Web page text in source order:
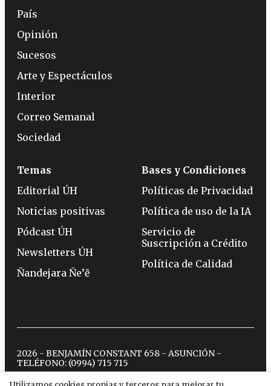
País
Opinión
Sucesos
Arte y Espectáculos
Interior
Correo Semanal
Sociedad
Temas
Editorial ÚH
Noticias positivas
Pódcast ÚH
Newsletters ÚH
Ñandejara Ñe’ẽ
Bases y Condiciones
Políticas de Privacidad
Política de uso de la IA
Servicio de
Suscripción a Crédito
Política de Calidad
2026 - BENJAMÍN CONSTANT 658 - ASUNCIÓN -
TELÉFONO: (0994) 715 715